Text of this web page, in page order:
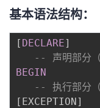
客论
坛
的
圈
我
的
我
我
基本语法结构：
[ DECLARE]
-- 声明部分（
BEGIN
-- 执行部分（
[ EXCEPTION]